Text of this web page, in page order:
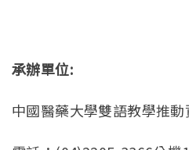
承辦單位:
中國醫藥大學雙語教學推